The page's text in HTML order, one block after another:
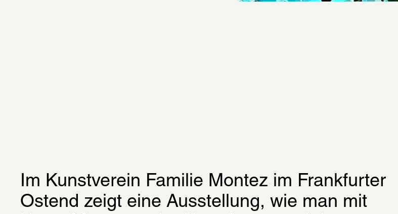
Im Kunstverein Familie Montez im Frankfurter
Ostend zeigt eine Ausstellung, wie man mit